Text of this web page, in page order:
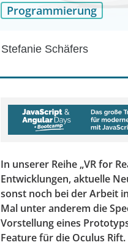
Programmierung
Stefanie Schäfers
In unserer Reihe „VR for
Entwicklungen, aktuelle
sonst noch bei der Arbeit
Mal unter anderem die
Vorstellung eines
Feature für die Oculus Rift.